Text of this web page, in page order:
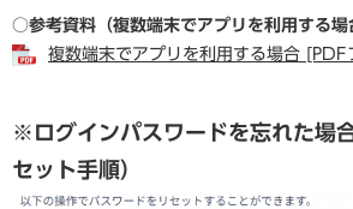
○参考資料（複数端末でアプリを利用する場
複数端末でアプリを利用する場合
※ログインパスワードを忘れた場
セット手順）